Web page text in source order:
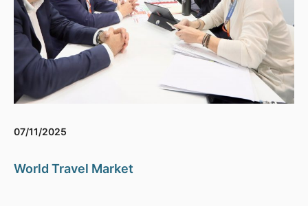
07/11/2025
World Travel Market